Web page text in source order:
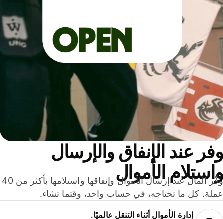
عند الإنفاق والإرسال
الأموال
وفّر المال عند إرسال الأموال وإنفاقها واستلامها بأكثر من 40
كل ما تحتاجه، في حساب واحد، وقتما تشاء.
إدارة الأموال أثناء التنقل عالميًا.